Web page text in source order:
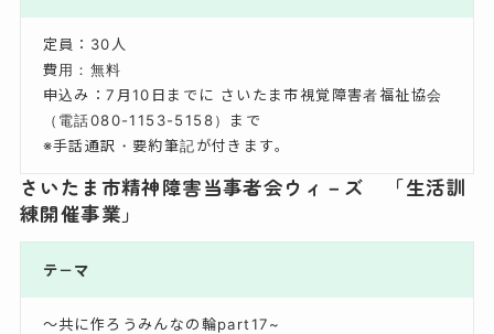
定員：30人
費用：無料
申込み：7月10日までに さいたま市視覚障害者福祉協会
（電話080-1153-5158）まで
※手話通訳・要約筆記が付きます。
さいたま市精神障害当事者会ウィ－ズ 「生活訓
練開催事業」
テ－マ
～共に作ろうみんなの輪part17~